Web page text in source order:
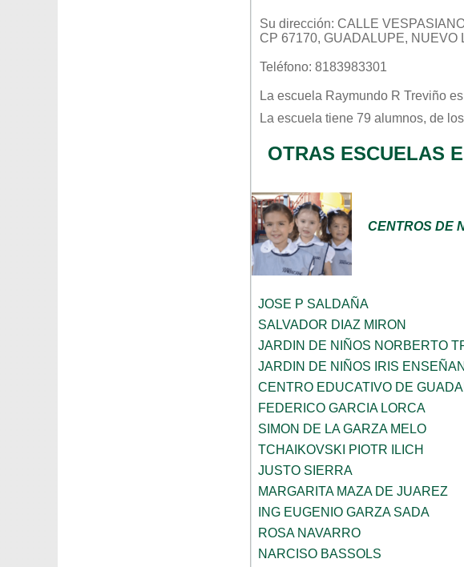
Su dirección: CALLE
CP 67170, GUADALUPE, NUEVO
Teléfono: 8183983301
La escuela Raymundo R Treviño
La escuela tiene 79 alumnos, de
OTRAS ESCUELAS
CENTROS DE
JOSE P SALDAÑA
SALVADOR DIAZ MIRON
JARDIN DE NIÑOS NORBERTO
JARDIN DE NIÑOS IRIS
CENTRO EDUCATIVO DE
FEDERICO GARCIA LORCA
SIMON DE LA GARZA MELO
TCHAIKOVSKI PIOTR ILICH
JUSTO SIERRA
MARGARITA MAZA DE JUAREZ
ING EUGENIO GARZA SADA
ROSA NAVARRO
NARCISO BASSOLS